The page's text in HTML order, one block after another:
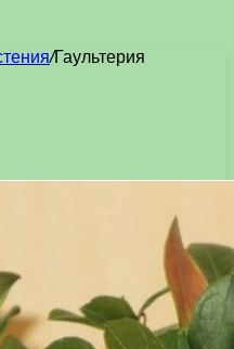
/Гаультерия